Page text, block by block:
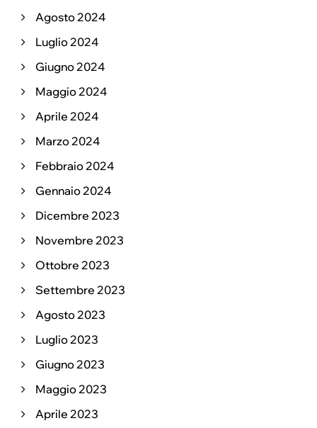
Agosto 2024
Luglio 2024
Giugno 2024
Maggio 2024
Aprile 2024
Marzo 2024
Febbraio 2024
Gennaio 2024
Dicembre 2023
Novembre 2023
Ottobre 2023
Settembre 2023
Agosto 2023
Luglio 2023
Giugno 2023
Maggio 2023
Aprile 2023